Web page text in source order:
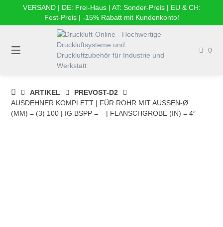
Springe
Inhalt
VERSAND | DE: Frei-Haus | AT: Sonder-Preis | EU & CH:
Fest-Preis | -15% Rabatt mit Kundenkonto!
0
DRUCKLUFT-
ONLINE
|
ARTIKEL
PREVOST-D2
AUSDEHNER KOMPLETT | FÜR ROHR MIT AUSSEN-Ø (
MM) = (3) 100 | IG BSPP = – | FLANSCHGRÖΒE (IN) = 4″